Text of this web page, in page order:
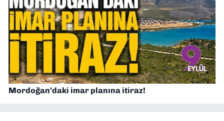
Mordoğan’daki imar planına itiraz!